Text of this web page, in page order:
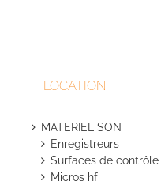
LOCATION
MATERIEL SON
Enregistreurs
Surfaces de contrôle
Micros hf